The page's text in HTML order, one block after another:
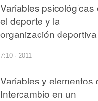
Variables psicológicas
el deporte y la
organización deportiva
7:10 · 2011
Variables y elementos
Intercambio en un